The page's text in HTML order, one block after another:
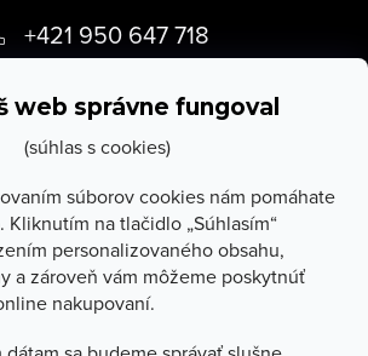
web správne fungoval
(súhlas s cookies)
súborov cookies nám pomáhate
Kliknutím na tlačidlo „Súhlasím“
personalizovaného obsahu,
a zároveň vám môžeme poskytnúť
nakupovaní.
+421 950 647 718